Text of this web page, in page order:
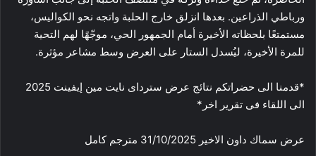
ورباطي الذراعين. بعدها انزلق خارج الحلبة واتجه نحو الكواليس،
مستمتعًا بلحظاته الأخيرة أمام الجمهور الحي، موجّهًا لهم التحية
للمرة الأخيرة، ليُسدل الستار على العرض وسط مشاعر مؤثرة.
*قدمنا الى حضراتكم نتائج عرض سترداى نايت مين إيفينت 2025
الى اللقاء فى تقرير اخر*
عرض سماك داون الاخير 31/10/2025 مترجم كامل